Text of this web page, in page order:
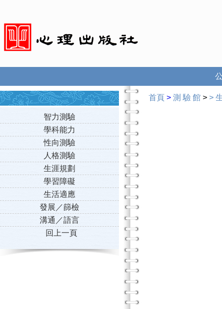
智力測驗
學科能力
性向測驗
人格測驗
生涯規劃
學習障礙
生活適應
發展／篩檢
溝通／語言
回上一頁
首頁 > 測 驗 館 > >